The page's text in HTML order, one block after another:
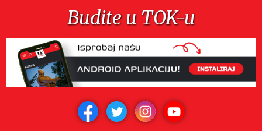
Budite u TOK-u